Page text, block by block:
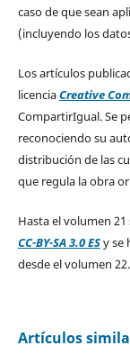
caso de que sean
(incluyendo los
Los artículos
licenciaCreative
CompartirIgual. Se
reconociendo su
distribución de las
que regula la obra
Hasta el volumen
CC-BY-SA 3.0 ESy se
desde el volumen 22.
Artículos